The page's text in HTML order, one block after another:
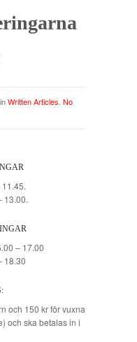
Written Articles No
13.00.
– 17.00
18.30
och 150 kr för vuxna
och ska betalas in i